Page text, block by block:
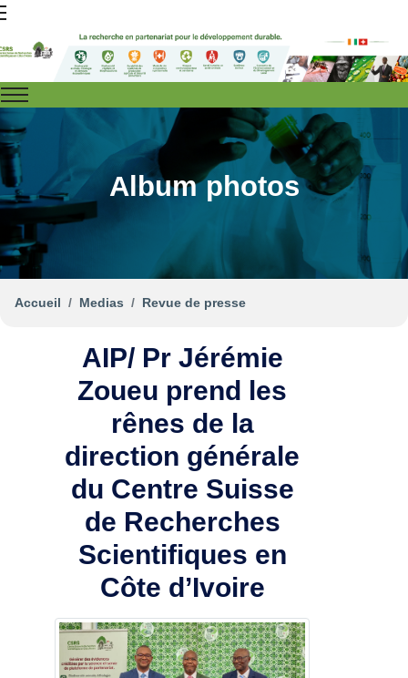
Album photos
Accueil Medias Revue de presse
AIP/ Pr Jérémie
Zoueu prend les
rênes de la
direction générale
du Centre Suisse
de Recherches
Scientifiques en
Côte d’Ivoire